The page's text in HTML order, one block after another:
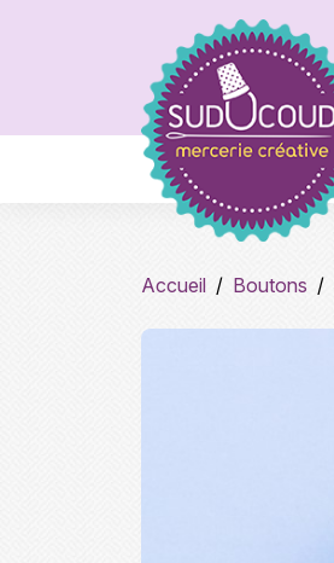
Accueil Boutons